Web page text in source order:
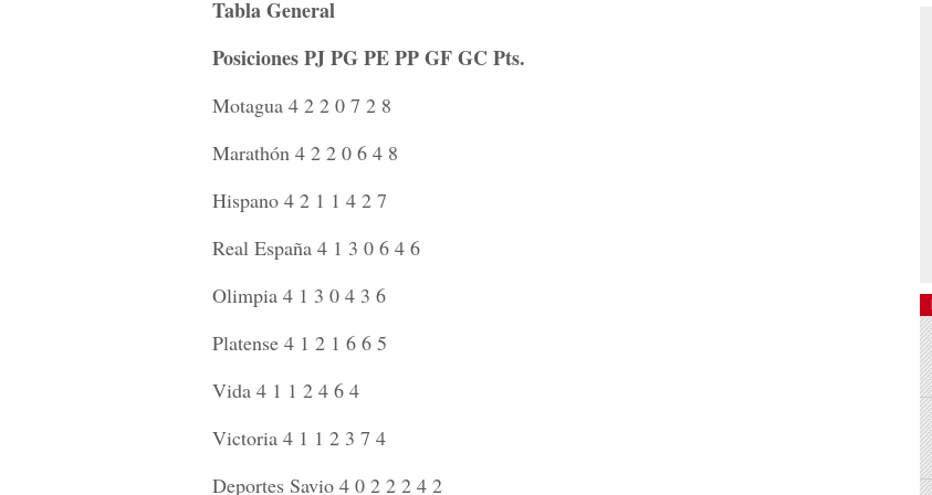
Tabla General
Posiciones PJ PG PE PP GF GC Pts.
Motagua 4 2 2 0 7 2 8
Marathón 4 2 2 0 6 4 8
Hispano 4 2 1 1 4 2 7
Real España 4 1 3 0 6 4 6
Olimpia 4 1 3 0 4 3 6
Platense 4 1 2 1 6 6 5
Vida 4 1 1 2 4 6 4
Victoria 4 1 1 2 3 7 4
Deportes Savio 4 0 2 2 2 4 2